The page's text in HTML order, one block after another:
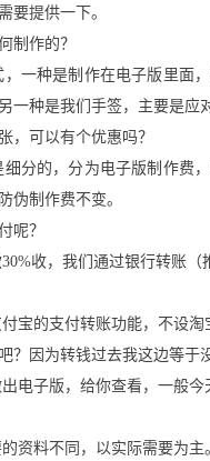
要提供一下。
制作的？
一种是制作在电子版里面
一种是我们手签，主要是应
，可以有个优惠吗？
分的，分为电子版制作费
伪制作费不变。
呢？
收，我们通过银行转账（
宝的支付转账功能，不设淘
？因为转钱过去我这边等于
电子版，给你查看，一般今
资料不同，以实际需要为主